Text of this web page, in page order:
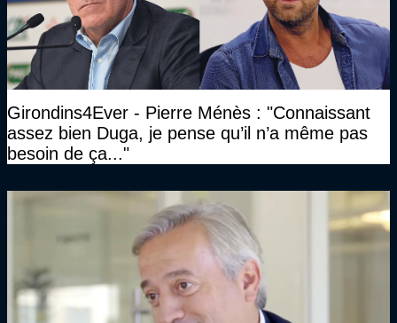
Girondins4Ever - Pierre Ménès : "Connaissant
assez bien Duga, je pense qu’il n’a même pas
besoin de ça..."